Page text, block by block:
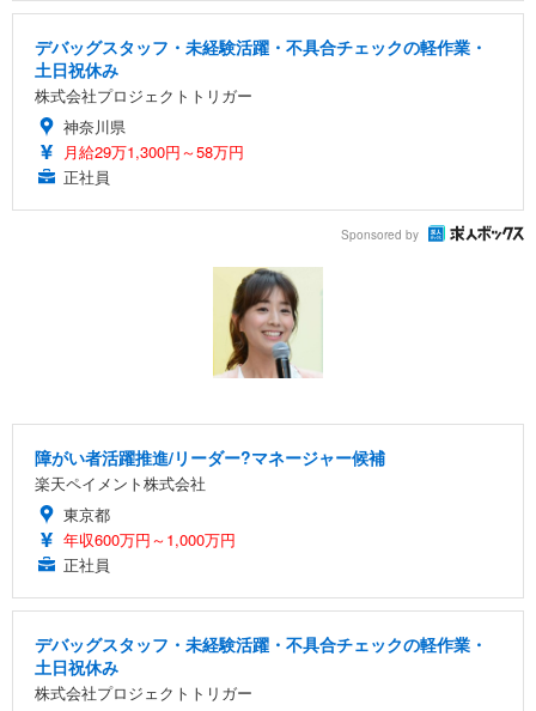
デバッグスタッフ・未経験活躍・不具合チェックの軽作業・
土日祝休み
株式会社プロジェクトトリガー
神奈川県
月給29万1,300円～58万円
正社員
Sponsored by
障がい者活躍推進/リーダー?マネージャー候補
楽天ペイメント株式会社
東京都
年収600万円～1,000万円
正社員
デバッグスタッフ・未経験活躍・不具合チェックの軽作業・
土日祝休み
株式会社プロジェクトトリガー